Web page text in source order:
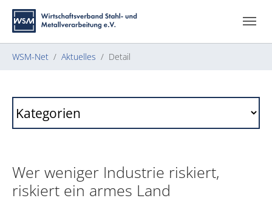
Zum Hauptinhalt springen
Skip to page footer
Sie sind hier:
WSM-Net Aktuelles Detail
Wer weniger Industrie riskiert,
riskiert ein armes Land